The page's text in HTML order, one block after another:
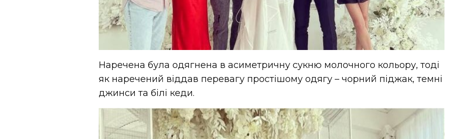
Наречена була одягнена в асиметричну сукню молочного кольору, тоді
як наречений віддав перевагу простішому одягу – чорний піджак, темні
джинси та білі кеди.